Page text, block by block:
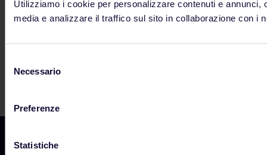
Utilizziamo i cookie per personalizzare contenuti e annunci,
media e analizzare il traffico sul sito in collaborazione con i
delNecessario
Preferenze
Statistiche